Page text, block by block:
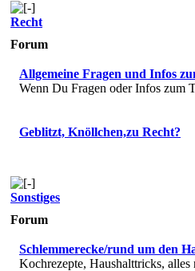
Recht
Forum
Allgemeine Fragen und Infos
Wenn Du Fragen oder Infos zum
Geblitzt, Knöllchen,zu Recht?
Sonstiges
Forum
Schlemmerecke/rund um den
Kochrezepte, Haushalttricks,